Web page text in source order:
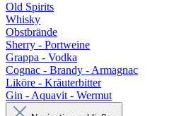
Old Spirits
Whisky
Obstbrände
Sherry - Portweine
Grappa - Vodka
Cognac - Brandy - Armagnac
Liköre - Kräuterbitter
Gin - Aquavit - Wermut